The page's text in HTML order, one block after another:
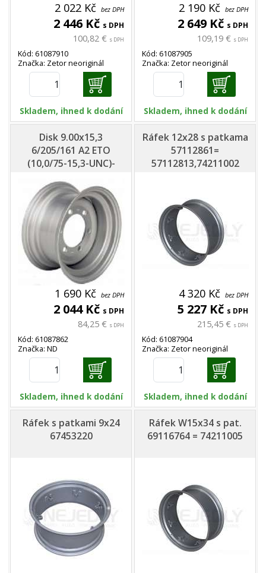
2 022 Kč bez DPH
2 446 Kč s DPH
100,82 € s DPH
Kód: 61087910
Značka: Zetor neoriginál
Skladem, ihned k dodání
2 190 Kč bez DPH
2 649 Kč s DPH
109,19 € s DPH
Kód: 61087905
Značka: Zetor neoriginál
Skladem, ihned k dodání
Disk 9.00x15,3
6/205/161 A2 ETO
(10,0/75-15,3-UNC)-
1 690 Kč bez DPH
2 044 Kč s DPH
84,25 € s DPH
Kód: 61087862
Značka: ND
Skladem, ihned k dodání
Ráfek 12x28 s patkama
57112861=
57112813,74211002
4 320 Kč bez DPH
5 227 Kč s DPH
215,45 € s DPH
Kód: 61087904
Značka: Zetor neoriginál
Skladem, ihned k dodání
Ráfek s patkami 9x24
67453220
Ráfek W15x34 s pat.
69116764 = 74211005